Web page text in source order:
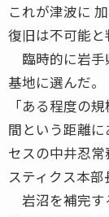
これが津波に
復旧は不可能と
臨時的に岩手
基地に選んだ。
「ある程度の
間という距離
セスの中井忍
スティクス本部
岩沼を補完す